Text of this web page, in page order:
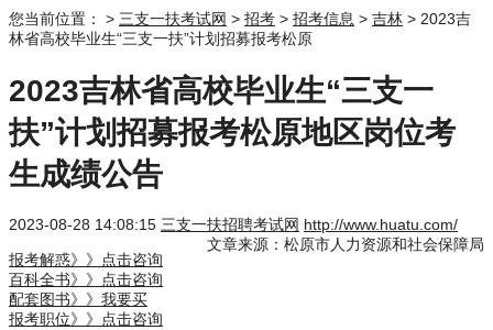
您当前位置：
> 三支一扶考试网 > 招考 > 招考信息 > 吉林 > 2023吉
林省高校毕业生“三支一扶”计划招募报考松原
2023吉林省高校毕业生“三支一
扶”计划招募报考松原地区岗位考
生成绩公告
2023-08-28 14:08:15 三支一扶招聘考试网 http://www.huatu.com/
文章来源：松原市人力资源和社会保障局
报考解惑》》点击咨询
百科全书》》点击咨询
配套图书》》我要买
报考职位》》点击咨询